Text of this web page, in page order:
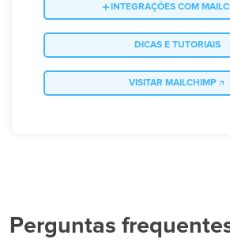
INTEGRAÇÕES COM
DICAS E TUTORIAIS
VISITAR MAILCHIMP
Perguntas